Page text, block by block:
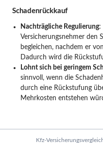
Schadenrückkauf
Nachträgliche Regulierung:
Versicherungsnehmer den
begleichen, nachdem er
Dadurch wird die
Lohnt sich bei geringem
sinnvoll, wenn die
durch eine Rückstufung
Mehrkosten entstehen
Kfz-